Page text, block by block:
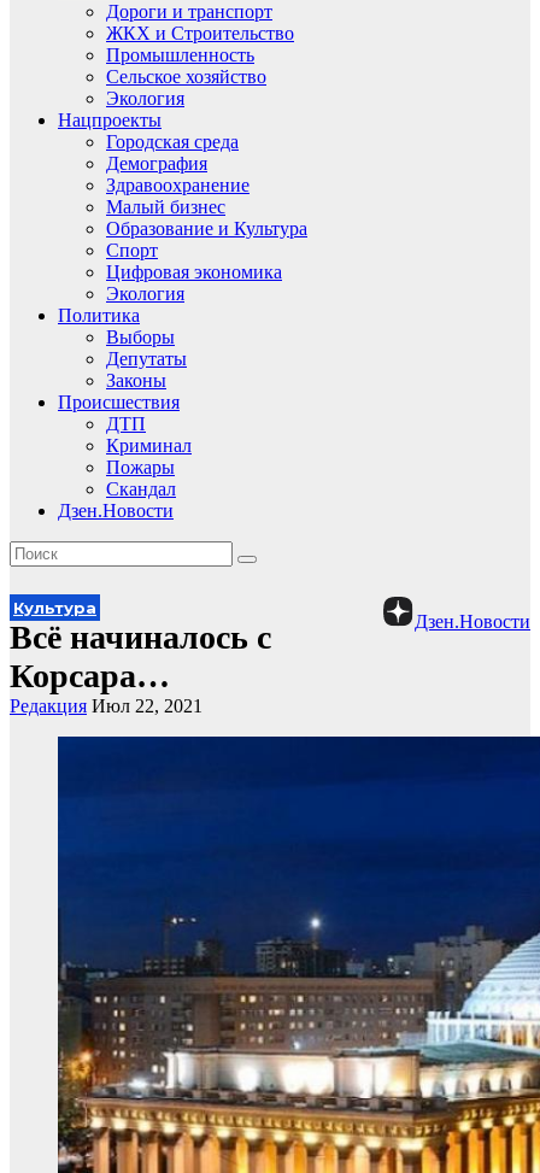
Дороги и транспорт
ЖКХ и Строительство
Промышленность
Сельское хозяйство
Экология
Нацпроекты
Городская среда
Демография
Здравоохранение
Малый бизнес
Образование и Культура
Спорт
Цифровая экономика
Экология
Политика
Выборы
Депутаты
Законы
Происшествия
ДТП
Криминал
Пожары
Скандал
Дзен.Новости
Дзен.Новости
Культура
Всё начиналось с
Корсара…
Редакция Июл 22, 2021